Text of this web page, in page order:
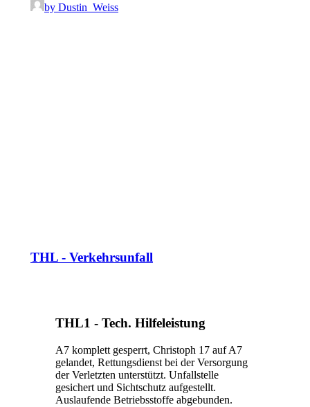
by Dustin_Weiss
THL - Verkehrsunfall
THL1 - Tech. Hilfeleistung
A7 komplett gesperrt, Christoph 17 auf A7
gelandet, Rettungsdienst bei der Versorgung
der Verletzten unterstützt. Unfallstelle
gesichert und Sichtschutz aufgestellt.
Auslaufende Betriebsstoffe abgebunden.